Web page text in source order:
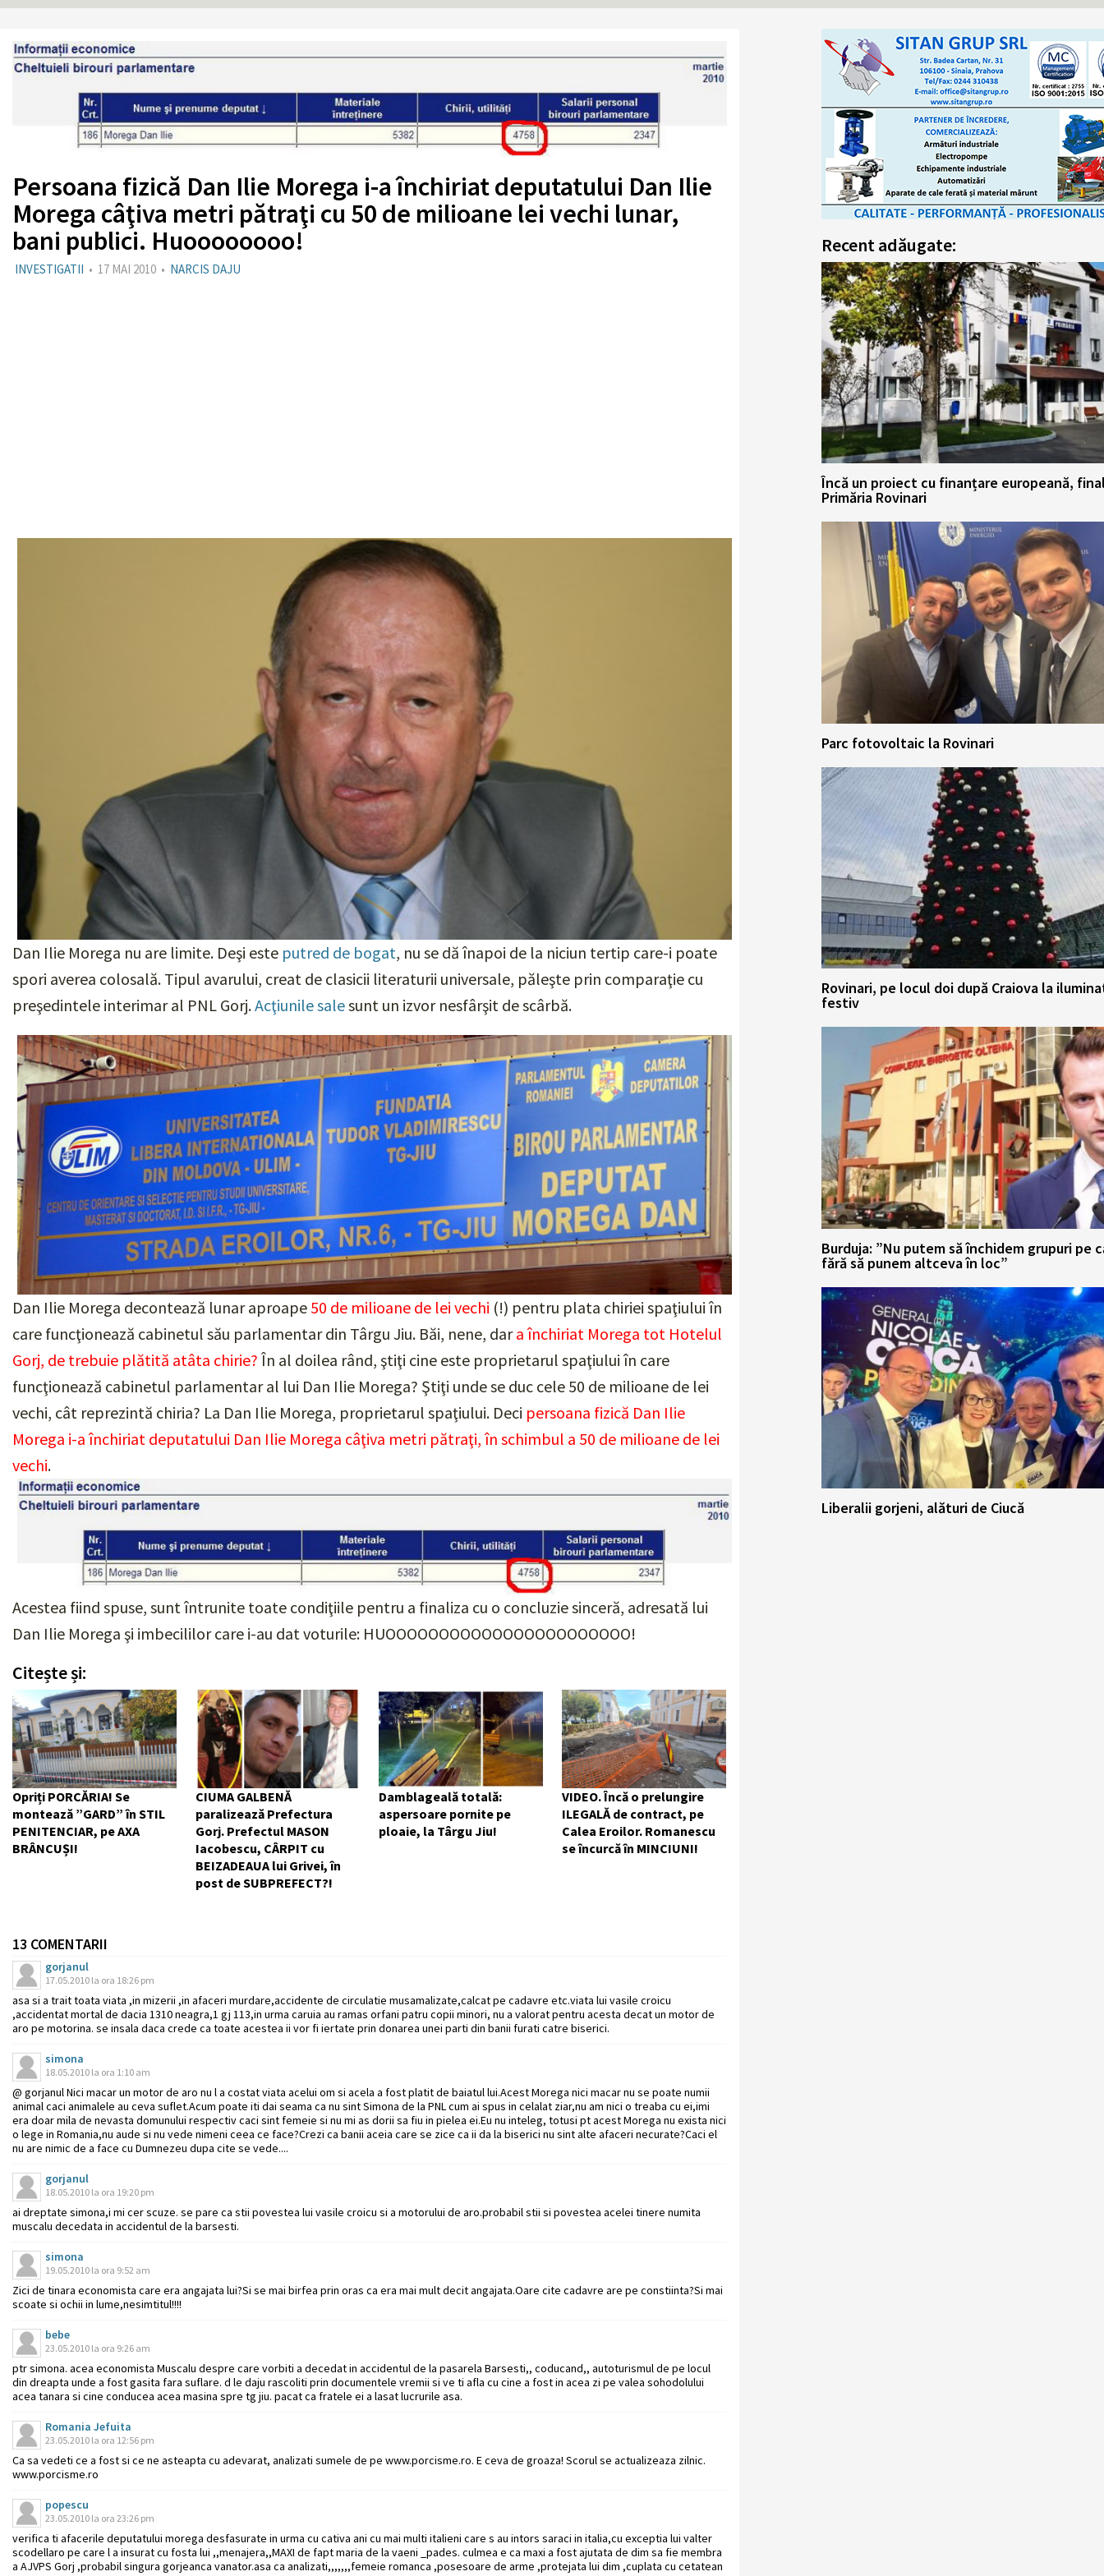
Persoana fizică Dan Ilie Morega i-a închiriat deputatului Dan Ilie
Morega câţiva metri pătraţi cu 50 de milioane lei vechi lunar,
bani publici. Huoooooooo!
INVESTIGATII • 17 MAI 2010 • NARCIS DAJU
Dan Ilie Morega nu are limite. Deşi este putred de bogat, nu se dă înapoi de la niciun tertip care-i poate
spori averea colosală. Tipul avarului, creat de clasicii literaturii universale, păleşte prin comparaţie cu
preşedintele interimar al PNL Gorj.Acţiunile salesunt un izvor nesfârşit de scârbă.
Dan Ilie Morega decontează lunar aproape 50 de milioane de lei vechi (!) pentru plata chiriei spaţiului în
care funcţionează cabinetul său parlamentar din Târgu Jiu. Băi, nene, dara închiriat Morega tot Hotelul
Gorj, de trebuie plătită atâta chirie? În al doilea rând, ştiţi cine este proprietarul spaţiului în care
funcţionează cabinetul parlamentar al lui Dan Ilie Morega? Ştiţi unde se duc cele 50 de milioane de lei
vechi, cât reprezintă chiria? La Dan Ilie Morega, proprietarul spaţiului. Deci persoana fizică Dan Ilie
Morega i-a închiriat deputatului Dan Ilie Morega câţiva metri pătraţi, în schimbul a 50 de milioane de lei
vechi.
Acestea fiind spuse, sunt întrunite toate condiţiile pentru a finaliza cu o concluzie sinceră, adresată lui
Dan Ilie Morega şi imbecililor care i-au dat voturile: HUOOOOOOOOOOOOOOOOOOOOOOO!
Citește și:
Opriți PORCĂRIA! Se
montează ”GARD” în STIL
PENITENCIAR, pe AXA
BRÂNCUȘI!
CIUMA GALBENĂ
paralizează Prefectura
Gorj. Prefectul MASON
Iacobescu, CÂRPIT cu
BEIZADEAUA lui Grivei, în
post de SUBPREFECT?!
Damblageală totală:
aspersoare pornite pe
ploaie, la Târgu Jiu!
VIDEO. Încă o prelungire
ILEGALĂ de contract, pe
Calea Eroilor. Romanescu
se încurcă în MINCIUNI!
13 COMENTARII
gorjanul
17.05.2010 la ora 18:26 pm
asa si a trait toata viata ,in mizerii ,in afaceri murdare,accidente de circulatie musamalizate,calcat pe cadavre etc.viata lui vasile croicu
,accidentat mortal de dacia 1310 neagra,1 gj 113,in urma caruia au ramas orfani patru copii minori, nu a valorat pentru acesta decat un motor de
aro pe motorina. se insala daca crede ca toate acestea ii vor fi iertate prin donarea unei parti din banii furati catre biserici.
simona
18.05.2010 la ora 1:10 am
@ gorjanul Nici macar un motor de aro nu l a costat viata acelui om si acela a fost platit de baiatul lui.Acest Morega nici macar nu se poate numii
animal caci animalele au ceva suflet.Acum poate iti dai seama ca nu sint Simona de la PNL cum ai spus in celalat ziar,nu am nici o treaba cu ei,imi
era doar mila de nevasta domunului respectiv caci sint femeie si nu mi as dorii sa fiu in pielea ei.Eu nu inteleg, totusi pt acest Morega nu exista nici
o lege in Romania,nu aude si nu vede nimeni ceea ce face?Crezi ca banii aceia care se zice ca ii da la biserici nu sint alte afaceri necurate?Caci el
nu are nimic de a face cu Dumnezeu dupa cite se vede....
gorjanul
18.05.2010 la ora 19:20 pm
ai dreptate simona,i mi cer scuze. se pare ca stii povestea lui vasile croicu si a motorului de aro.probabil stii si povestea acelei tinere numita
muscalu decedata in accidentul de la barsesti.
simona
19.05.2010 la ora 9:52 am
Zici de tinara economista care era angajata lui?Si se mai birfea prin oras ca era mai mult decit angajata.Oare cite cadavre are pe constiinta?Si mai
scoate si ochii in lume,nesimtitul!!!!
bebe
23.05.2010 la ora 9:26 am
ptr simona. acea economista Muscalu despre care vorbiti a decedat in accidentul de la pasarela Barsesti,, coducand,, autoturismul de pe locul
din dreapta unde a fost gasita fara suflare. d le daju rascoliti prin documentele vremii si ve ti afla cu cine a fost in acea zi pe valea sohodolului
acea tanara si cine conducea acea masina spre tg jiu. pacat ca fratele ei a lasat lucrurile asa.
Romania Jefuita
23.05.2010 la ora 12:56 pm
Ca sa vedeti ce a fost si ce ne asteapta cu adevarat, analizati sumele de pe www.porcisme.ro. E ceva de groaza! Scorul se actualizeaza zilnic.
www.porcisme.ro
popescu
23.05.2010 la ora 23:26 pm
verifica ti afacerile deputatului morega desfasurate in urma cu cativa ani cu mai multi italieni care s au intors saraci in italia,cu exceptia lui valter
scodellaro pe care l a insurat cu fosta lui ,,menajera,,MAXI de fapt maria de la vaeni _pades. culmea e ca maxi a fost ajutata de dim sa fie membra
a AJVPS Gorj ,probabil singura gorjeanca vanator.asa ca analizati,,,,,,,femeie romanca ,posesoare de arme ,protejata lui dim ,cuplata cu cetatean
Recent adăugate:
Încă un proiect cu finanțare europeană,
Primăria Rovinari
Parc fotovoltaic la Rovinari
Rovinari, pe locul doi după Craiova la
festiv
Burduja: ”Nu putem să închidem grupuri pe
fără să punem altceva în loc”
Liberalii gorjeni, alături de Ciucă